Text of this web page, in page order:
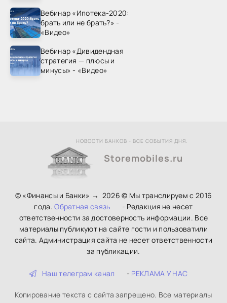
России»
Вебинар «Ипотека-2020:
брать или не брать?» -
«Видео»
Вебинар «Дивидендная
стратегия — плюсы и
минусы» - «Видео»
Storemobiles.ru
НОВОСТИ БАНКОВ - ВСЕ СОБЫТИЯ ДНЯ.
© «Финансы и Банки» → 2026 © Мы транслируем с 2016
года.Обратная связь
- Редакция не несет
ответственности за достоверность информации. Все
материалы публикуют на сайте гости и пользоватили
сайта. Администрация сайта не несет ответственности
за публикации.
Наш телеграм канал - РЕКЛАМА У НАС
Копирование текста с сайта запрещено. Все материалы